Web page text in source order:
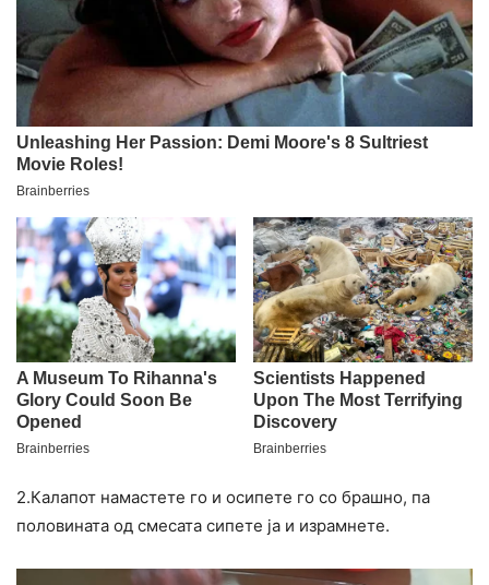
2.Калапот намастете го и осипете го со брашно, па
половината од смесата сипете ја и израмнете.